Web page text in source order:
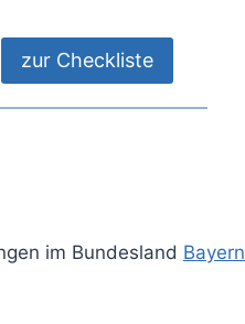
zur Checkliste
im Bundesland Bayern